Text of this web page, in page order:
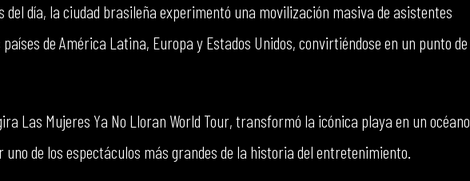
del día, la ciudad brasileña experimentó una movilización masiva de asistentes
de América Latina, Europa y Estados Unidos, convirtiéndose en un punto de
Las Mujeres Ya No Lloran World Tour, transformó la icónica playa en un océano
de los espectáculos más grandes de la historia del entretenimiento.